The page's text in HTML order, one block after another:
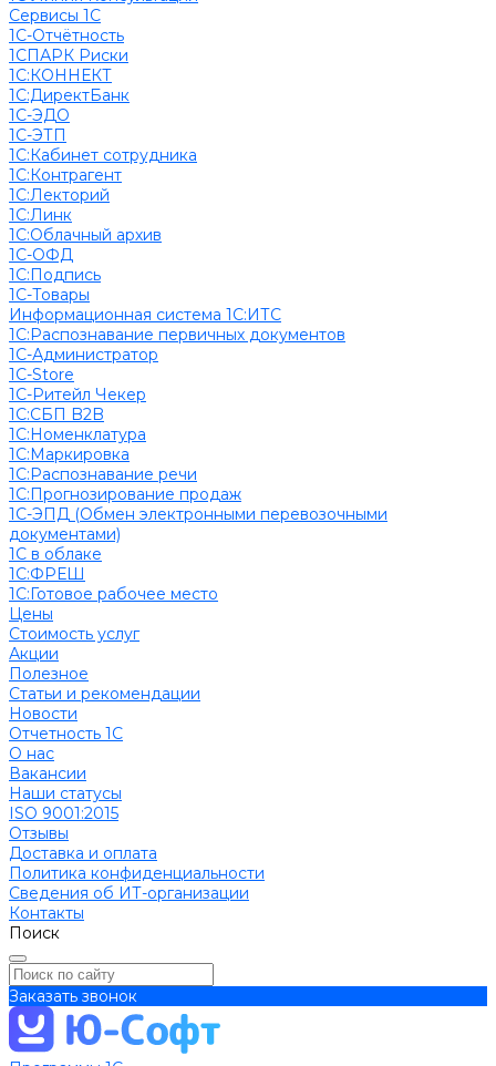
Сервисы 1С
1С-Отчётность
1СПАРК Риски
1С:КОННЕКТ
1С:ДиректБанк
1С-ЭДО
1С-ЭТП
1С:Кабинет сотрудника
1С:Контрагент
1С:Лекторий
1С:Линк
1С:Облачный архив
1С-ОФД
1С:Подпись
1С-Товары
Информационная система 1С:ИТС
1С:Распознавание первичных документов
1С-Администратор
1С-Store
1С-Ритейл Чекер
1С:СБП B2B
1С:Номенклатура
1С:Маркировка
1С:Распознавание речи
1С:Прогнозирование продаж
1С-ЭПД (Обмен электронными перевозочными
документами)
1С в облаке
1С:ФРЕШ
1C:Готовое рабочее место
Цены
Стоимость услуг
Акции
Полезное
Cтатьи и рекомендации
Новости
Отчетность 1С
О нас
Вакансии
Наши статусы
ISO 9001:2015
Отзывы
Доставка и оплата
Политика конфиденциальности
Сведения об ИТ-организации
Контакты
Поиск
Заказать звонок